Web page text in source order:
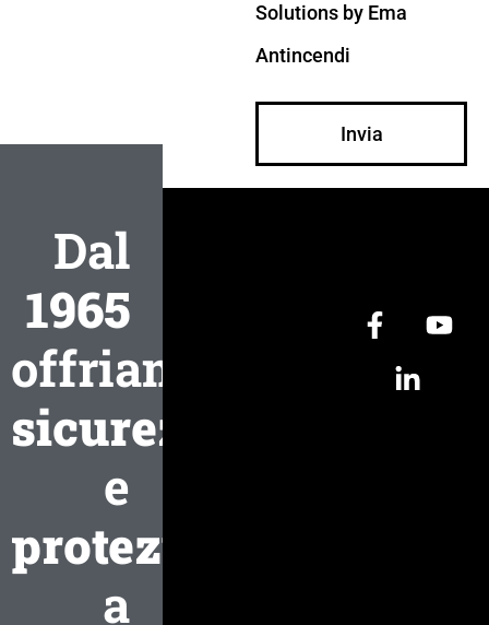
Solutions by Ema
Antincendi
Invia
Dal
1965
offriamo
sicurezza
e
protezione
a